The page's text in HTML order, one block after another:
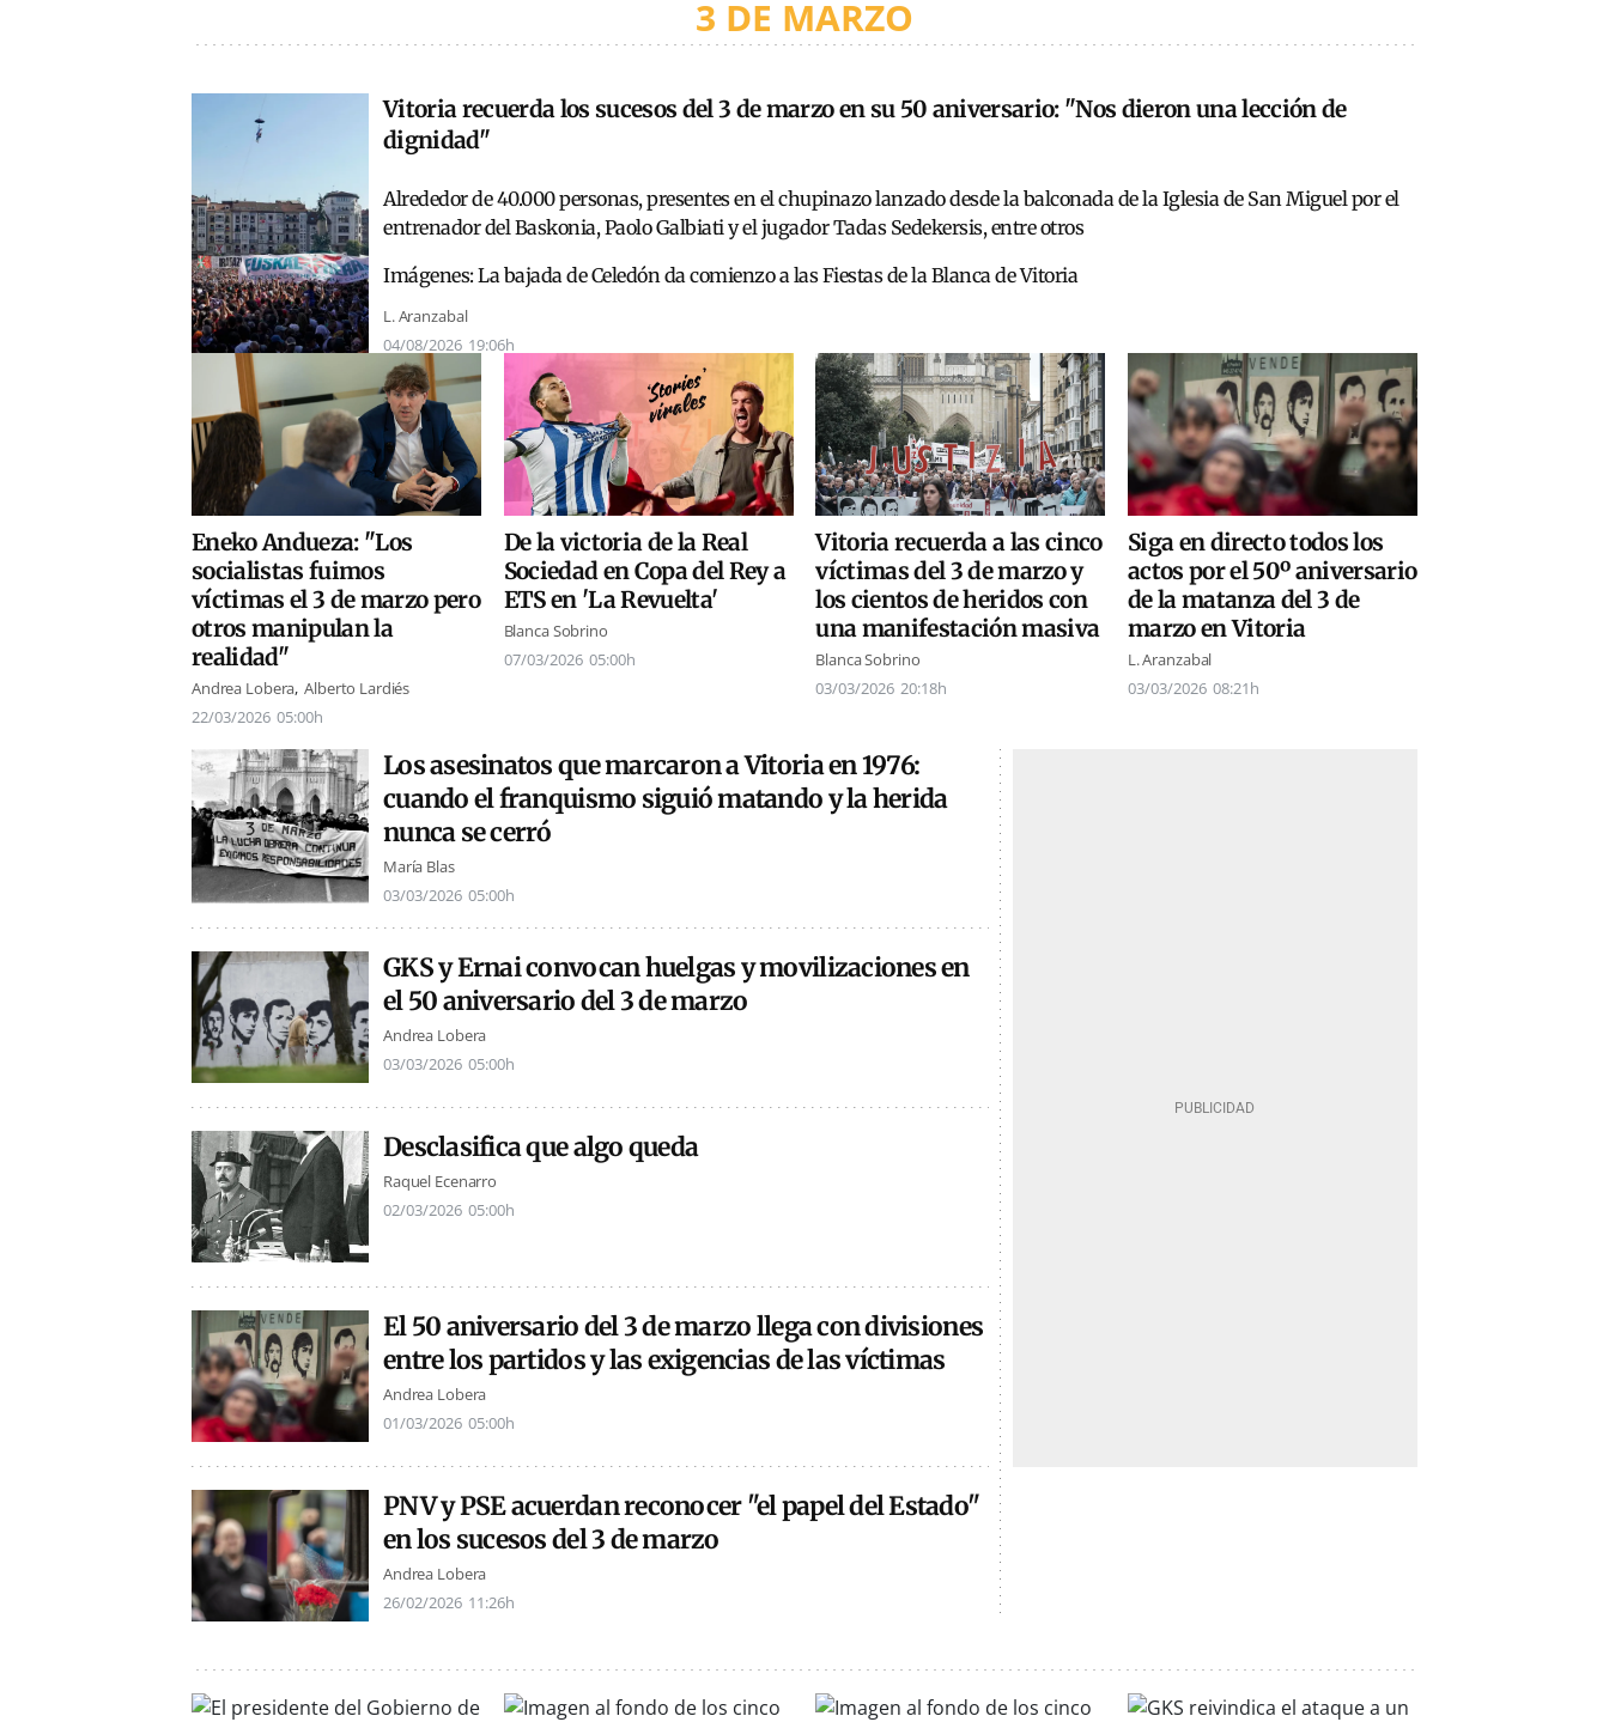
3 DE MARZO
Vitoria recuerda los sucesos del 3 de marzo en su 50 aniversario: "Nos dieron una lección de
dignidad"
Alrededor de 40.000 personas, presentes en el chupinazo lanzado desde la balconada de la Iglesia de San Miguel por el
entrenador del Baskonia, Paolo Galbiati y el jugador Tadas Sedekersis, entre otros
Imágenes: La bajada de Celedón da comienzo a las Fiestas de la Blanca de Vitoria
L. Aranzabal
04/08/2026 19:06h
Eneko Andueza: "Los
socialistas fuimos
víctimas el 3 de marzo pero
otros manipulan la
realidad"
Andrea Lobera Alberto Lardiés
22/03/2026 05:00h
De la victoria de la Real
Sociedad en Copa del Rey a
ETS en 'La Revuelta'
Blanca Sobrino
07/03/2026 05:00h
Vitoria recuerda a las cinco
víctimas del 3 de marzo y
los cientos de heridos con
una manifestación masiva
Blanca Sobrino
03/03/2026 20:18h
Siga en directo todos los
actos por el 50º aniversario
de la matanza del 3 de
marzo en Vitoria
L. Aranzabal
03/03/2026 08:21h
Los asesinatos que marcaron a Vitoria en 1976:
cuando el franquismo siguió matando y la herida
nunca se cerró
María Blas
03/03/2026 05:00h
GKS y Ernai convocan huelgas y movilizaciones en
el 50 aniversario del 3 de marzo
Andrea Lobera
03/03/2026 05:00h
Desclasifica que algo queda
Raquel Ecenarro
02/03/2026 05:00h
El 50 aniversario del 3 de marzo llega con divisiones
entre los partidos y las exigencias de las víctimas
Andrea Lobera
01/03/2026 05:00h
PNV y PSE acuerdan reconocer "el papel del Estado"
en los sucesos del 3 de marzo
Andrea Lobera
26/02/2026 11:26h